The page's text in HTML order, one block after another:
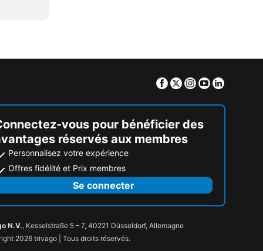
Facebook
TwitterInstagram
Youtube
vous pour bénéficier des
réservés aux membres
Personnalisez votre expérience
Offres fidélité et Prix membres
Se connecter
N.V., Kesselstraße 5 – 7, 40221 Düsseldorf, Allemagne
2026 trivago | Tous droits réservés.